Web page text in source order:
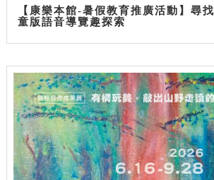
【康樂本館-暑假教育推廣活動】尋
童版語音導覽趣探索